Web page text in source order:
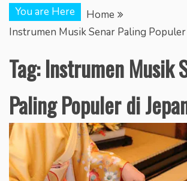
You are Here
Home
Instrumen Musik Senar Paling Populer
Tag:Instrumen Musik
Paling Populer di